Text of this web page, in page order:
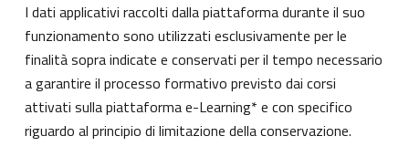
I dati applicativi raccolti dalla piattaforma durante il suo
funzionamento sono utilizzati esclusivamente per le
finalità sopra indicate e conservati per il tempo necessario
a garantire il processo formativo previsto dai corsi
attivati sulla piattaforma e-Learning* e con specifico
riguardo al principio di limitazione della conservazione.